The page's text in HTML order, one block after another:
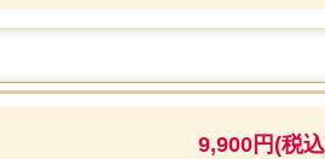
9,900円(税